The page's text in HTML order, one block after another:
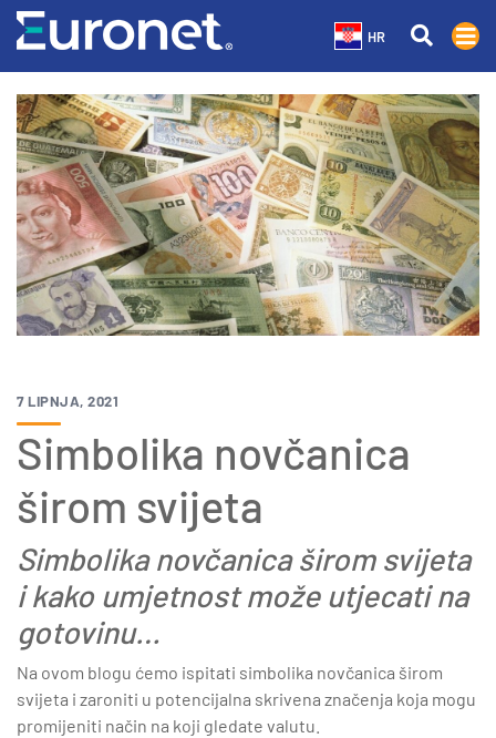
HR
7 LIPNJA, 2021
Simbolika novčanica
širom svijeta
Simbolika novčanica širom svijeta
i kako umjetnost može utjecati na
gotovinu…
Na ovom blogu ćemo ispitati simbolika novčanica širom
svijeta i zaroniti u potencijalna skrivena značenja koja mogu
promijeniti način na koji gledate valutu.